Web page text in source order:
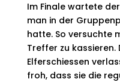
Im Finale wartete
man in der
hatte. So versuchte
Treffer zu
Elferschiessen
froh, dass sie die